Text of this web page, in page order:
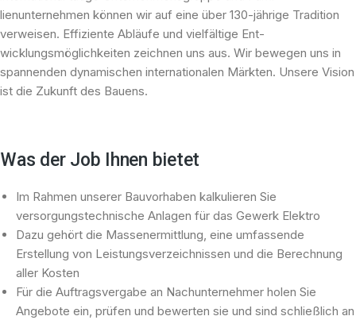
lienunternehmen können wir auf eine über 130-jährige Tradition
verweisen. Ef­fi­zien­te Abläufe und vielfältige Ent­
wicklungsmöglichkeiten zeichnen uns aus. Wir be­we­gen uns in
spannenden dy­na­mischen internationalen Märkten. Unsere Vision
ist die Zukunft des Bauens.
Was der Job Ihnen bietet
Im Rahmen unserer Bauvorhaben kalkulieren Sie
versorgungstechnische Anlagen für das Gewerk Elektro
Dazu gehört die Massenermittlung, eine umfassende
Erstellung von Leistungsverzeichnissen und die Berechnung
aller Kosten
Für die Auftragsvergabe an Nachunternehmer holen Sie
Angebote ein, prüfen und bewerten sie und sind schließlich an